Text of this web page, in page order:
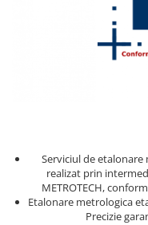
Micrometre speciale
Ceasuri comparatoare cu
Accesorii pentru ceasuri
Serviciul de
realizat prin
METROTECH,
Etalonare metrologica
Precizie